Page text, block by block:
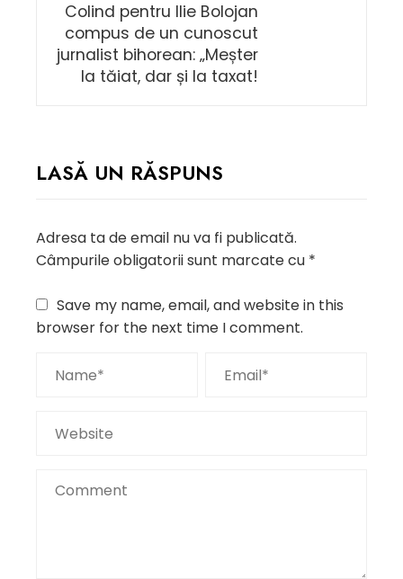
Colind pentru Ilie Bolojan
compus de un cunoscut
jurnalist bihorean: „Meșter
la tăiat, dar și la taxat!
LASĂ UN RĂSPUNS
Adresa ta de email nu va fi publicată.
Câmpurile obligatorii sunt marcate cu *
Save my name, email, and website in this
browser for the next time I comment.